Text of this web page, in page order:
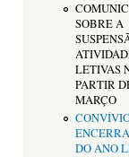
SOBRE A
LETIVAS
PARTIR
MARÇO
DO ANO